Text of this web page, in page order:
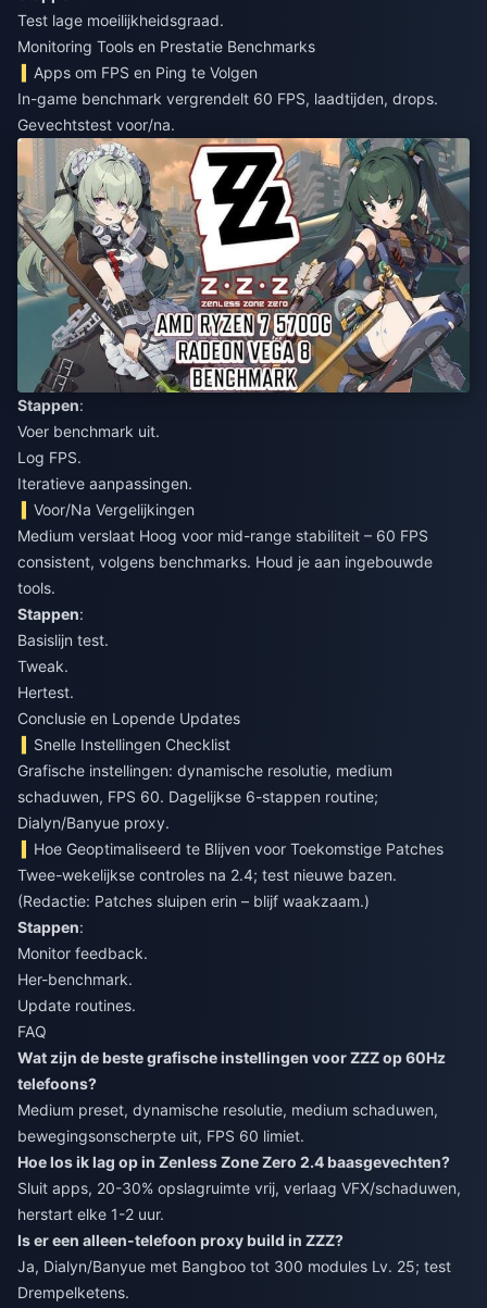
Test lage moeilijkheidsgraad.
Monitoring Tools en Prestatie Benchmarks
Apps om FPS en Ping te Volgen
In-game benchmark vergrendelt 60 FPS, laadtijden, drops.
Gevechtstest voor/na.
Stappen:
Voer benchmark uit.
Log FPS.
Iteratieve aanpassingen.
Voor/Na Vergelijkingen
Medium verslaat Hoog voor mid-range stabiliteit – 60 FPS
consistent, volgens benchmarks. Houd je aan ingebouwde
tools.
Stappen:
Basislijn test.
Tweak.
Hertest.
Conclusie en Lopende Updates
Snelle Instellingen Checklist
Grafische instellingen: dynamische resolutie, medium
schaduwen, FPS 60. Dagelijkse 6-stappen routine;
Dialyn/Banyue proxy.
Hoe Geoptimaliseerd te Blijven voor Toekomstige Patches
Twee-wekelijkse controles na 2.4; test nieuwe bazen.
(Redactie: Patches sluipen erin – blijf waakzaam.)
Stappen:
Monitor feedback.
Her-benchmark.
Update routines.
FAQ
Wat zijn de beste grafische instellingen voor ZZZ op 60Hz
telefoons?
Medium preset, dynamische resolutie, medium schaduwen,
bewegingsonscherpte uit, FPS 60 limiet.
Hoe los ik lag op in Zenless Zone Zero 2.4 baasgevechten?
Sluit apps, 20-30% opslagruimte vrij, verlaag VFX/schaduwen,
herstart elke 1-2 uur.
Is er een alleen-telefoon proxy build in ZZZ?
Ja, Dialyn/Banyue met Bangboo tot 300 modules Lv. 25; test
Drempelketens.